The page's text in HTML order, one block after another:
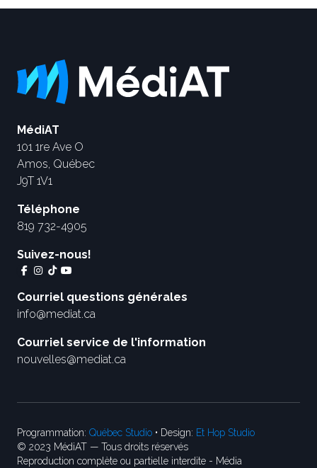
MédiAT
101 1re Ave O
Amos, Québec
J9T 1V1
Téléphone
819 732-4905
Suivez-nous!
Courriel questions générales
info@mediat.ca
Courriel service de l'information
nouvelles@mediat.ca
Programmation: Québec Studio • Design: Et Hop Studio
© 2023 MédiAT — Tous droits réservés
Reproduction complète ou partielle interdite - Média